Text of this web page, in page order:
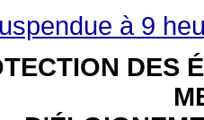
à 9
DES